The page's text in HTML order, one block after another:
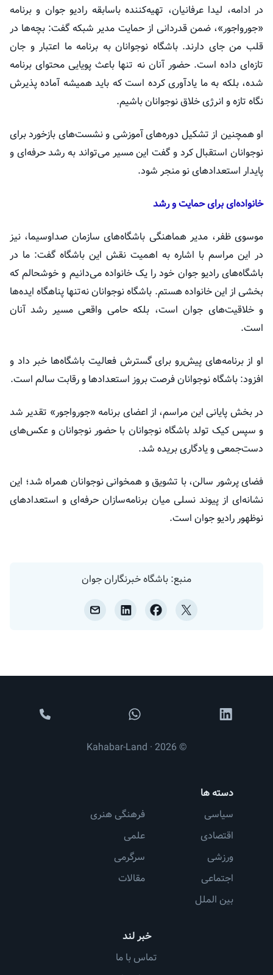
در ادامه، لیدا عرفانیان، تهیه‌کننده باسابقه رادیو جوان و برنامه
«جورواجور»، ضمن قدردانی از حمایت مدیر شبکه گفت: بچه‌ها در
قلب من جای دارند. باشگاه نوجوانان به برنامه ما اعتبار و جان
تازه‌ای داده است. حضور آنان نه تنها باعث پویایی محتوای برنامه
شده، بلکه به ما یادآوری کرده است که باید همیشه آماده پذیرش
نگاه تازه و انرژی خلاق نوجوانان باشیم.
او همچنین از تشکیل دوره‌های آموزشی و نشست‌های بازخورد برای
نوجوانان استقبال کرد و گفت این مسیر می‌تواند به رشد حرفه‌ای و
پایدار استعداد‌های نو منجر شود.
خانواده‌ای برای حمایت و رشد
موسوی ظفر، مدیر هماهنگی باشگاه‌های سازمان صداوسیما، نیز
در این مراسم با اشاره به اهمیت نقش این باشگاه گفت: ما در
باشگاه‌های رادیو جوان خود را یک خانواده می‌دانیم و خوشحالم که
بخشی از این خانواده هستم. باشگاه نوجوانان نه‌تنها پناهگاه ایده‌ها
و خلاقیت‌های جوان است، بلکه حامی واقعی مسیر رشد آنان
است.
او از برنامه‌های پیش‌رو برای گسترش فعالیت باشگاه‌ها خبر داد و
افزود: باشگاه نوجوانان فرصت بروز استعداد‌ها و رقابت سالم است.
در بخش پایانی این مراسم، از اعضای برنامه «جورواجور» تقدیر شد
و سپس کیک تولد باشگاه نوجوانان با حضور نوجوانان و عکس‌های
دست‌جمعی و یادگاری بریده شد.
فضای پرشور سالن، با تشویق و همخوانی نوجوانان همراه شد؛ این
نشانه‌ای از پیوند نسلی میان برنامه‌سازان حرفه‌ای و استعداد‌های
نوظهور رادیو جوان است.
منبع: باشگاه خبرنگاران جوان
خبر لند
تماس با ما
دسته ها
سیاسی
اقتصادی
ورزشی
اجتماعی
بین الملل
فرهنگی هنری
علمی
سرگرمی
مقالات
© 2026 · Kahabar-Land